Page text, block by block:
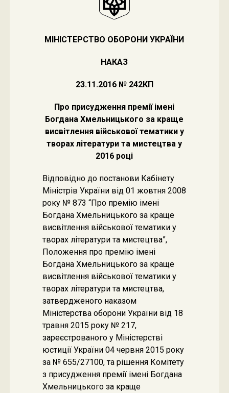
МІНІСТЕРСТВО ОБОРОНИ УКРАЇНИ
НАКАЗ
23.11.2016 № 242КП
Про присудження премії імені
Богдана Хмельницького за краще
висвітлення військової тематики у
творах літератури та мистецтва у
2016 році
Відповідно до постанови Кабінету
Міністрів України від 01 жовтня 2008
року № 873 “Про премію імені
Богдана Хмельницького за краще
висвітлення військової тематики у
творах літератури та мистецтва”,
Положення про премію імені
Богдана Хмельницького за краще
висвітлення військової тематики у
творах літератури та мистецтва,
затвердженого наказом
Міністерства оборони України від 18
травня 2015 року № 217,
зареєстрованого у Міністерстві
юстиції України 04 червня 2015 року
за № 655/27100, та рішення Комітету
з присудження премії імені Богдана
Хмельницького за краще